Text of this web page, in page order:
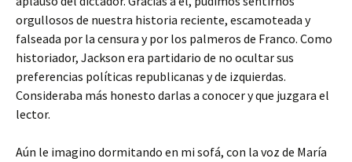
orgullosos de nuestra historia reciente, escamoteada y
falseada por la censura y por los palmeros de Franco. Como
historiador, Jackson era partidario de no ocultar sus
preferencias políticas republicanas y de izquierdas.
Consideraba más honesto darlas a conocer y que juzgara el
lector.
Aún le imagino dormitando en mi sofá, con la voz de María